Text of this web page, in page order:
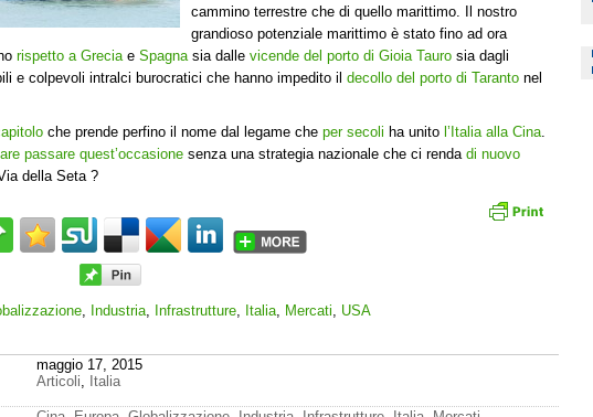
cammino terrestre che di quello marittimo. Il nostro
grandioso potenziale marittimo è stato fino ad ora
rispetto a Greciae Spagnasia dalle vicende del porto di Gioia Tauro sia dagli
e colpevoli intralci burocratici che hanno impedito il decollo del porto di Taranto nel
che prende perfino il nome dal legame che per secoli ha unito l’Italia alla Cina.
passare quest’occasione senza una strategia nazionale che ci renda di nuovo
della Seta ?
, Industria, Infrastrutture, Italia, Mercati, USA
maggio 17, 2015
Articoli, Italia